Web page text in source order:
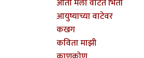
आता मला वाटते भिती
आयुष्याच्या वाटेवर
कखग
कविता माझी